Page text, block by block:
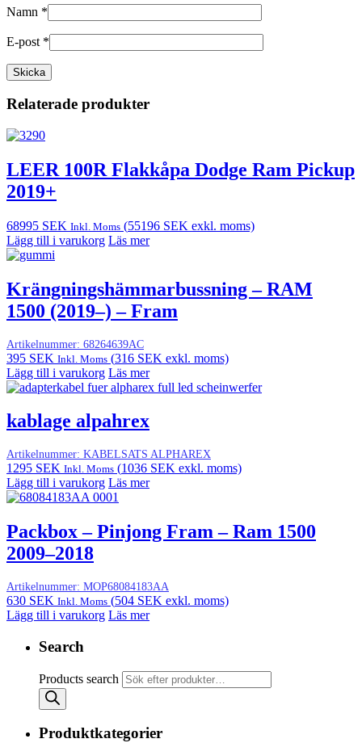
Namn *
E-post *
Relaterade produkter
LEER 100R Flakkåpa Dodge Ram Pickup
2019+
68995 SEK Inkl. Moms (55196 SEK exkl. moms)
Lägg till i varukorg Läs mer
Krängningshämmarbussning – RAM
1500 (2019–) – Fram
Artikelnummer: 68264639AC
395 SEK Inkl. Moms (316 SEK exkl. moms)
Lägg till i varukorg Läs mer
kablage alpahrex
Artikelnummer: KABELSATS ALPHAREX
1295 SEK Inkl. Moms (1036 SEK exkl. moms)
Lägg till i varukorg Läs mer
Packbox – Pinjong Fram – Ram 1500
2009–2018
Artikelnummer: MOP68084183AA
630 SEK Inkl. Moms (504 SEK exkl. moms)
Lägg till i varukorg Läs mer
Search
Products search
Produktkategorier